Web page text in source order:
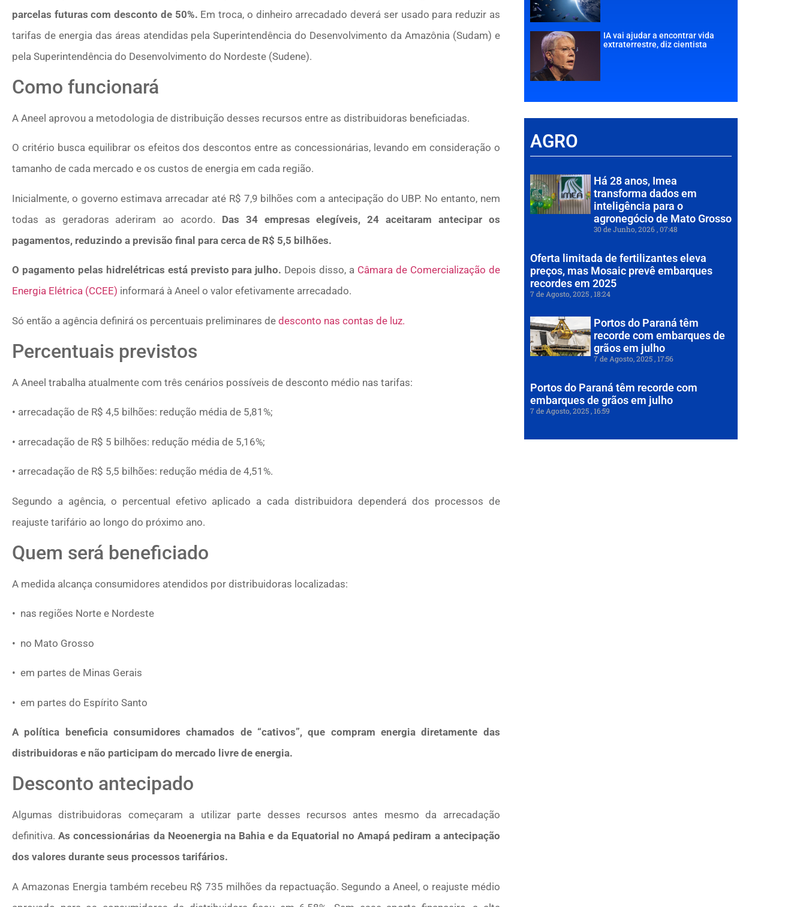
parcelas futuras com desconto de 50%. Em troca, o dinheiro arrecadado deverá ser usado para reduzir as
tarifas de energia das áreas atendidas pela Superintendência do Desenvolvimento da Amazônia (Sudam) e
pela Superintendência do Desenvolvimento do Nordeste (Sudene).
Como funcionará
A Aneel aprovou a metodologia de distribuição desses recursos entre as distribuidoras beneficiadas.
O critério busca equilibrar os efeitos dos descontos entre as concessionárias, levando em consideração o
tamanho de cada mercado e os custos de energia em cada região.
Inicialmente, o governo estimava arrecadar até R$ 7,9 bilhões com a antecipação do UBP. No entanto, nem
todas as geradoras aderiram ao acordo. Das 34 empresas elegíveis, 24 aceitaram antecipar os
pagamentos, reduzindo a previsão final para cerca de R$ 5,5 bilhões.
O pagamento pelas hidrelétricas está previsto para julho. Depois disso, a Câmara de Comercialização de
Energia Elétrica (CCEE) informará à Aneel o valor efetivamente arrecadado.
Só então a agência definirá os percentuais preliminares de desconto nas contas de luz.
Percentuais previstos
A Aneel trabalha atualmente com três cenários possíveis de desconto médio nas tarifas:
• arrecadação de R$ 4,5 bilhões: redução média de 5,81%;
• arrecadação de R$ 5 bilhões: redução média de 5,16%;
• arrecadação de R$ 5,5 bilhões: redução média de 4,51%.
Segundo a agência, o percentual efetivo aplicado a cada distribuidora dependerá dos processos de
reajuste tarifário ao longo do próximo ano.
Quem será beneficiado
A medida alcança consumidores atendidos por distribuidoras localizadas:
• nas regiões Norte e Nordeste
• no Mato Grosso
• em partes de Minas Gerais
• em partes do Espírito Santo
A política beneficia consumidores chamados de “cativos”, que compram energia diretamente das
distribuidoras e não participam do mercado livre de energia.
Desconto antecipado
Algumas distribuidoras começaram a utilizar parte desses recursos antes mesmo da arrecadação
definitiva. As concessionárias da Neoenergia na Bahia e da Equatorial no Amapá pediram a antecipação
dos valores durante seus processos tarifários.
A Amazonas Energia também recebeu R$ 735 milhões da repactuação. Segundo a Aneel, o reajuste médio
IA vai ajudar a encontrar vida
extraterrestre, diz cientista
AGRO
Há 28 anos, Imea
transforma dados em
inteligência para o
agronegócio de Mato Grosso
30 de Junho, 2026 07:48
Oferta limitada de fertilizantes eleva
preços, mas Mosaic prevê embarques
recordes em 2025
7 de Agosto, 2025 18:24
Portos do Paraná têm
recorde com embarques de
grãos em julho
7 de Agosto, 2025 17:56
Portos do Paraná têm recorde com
embarques de grãos em julho
7 de Agosto, 2025 16:59